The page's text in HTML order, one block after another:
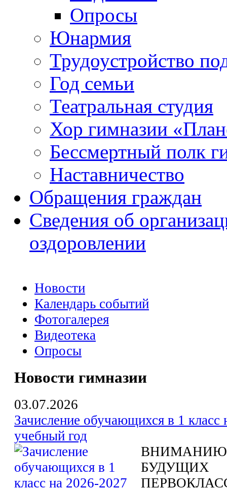
Опросы
Юнармия
Трудоустройство
Год семьи
Театральная студия
Хор гимназии
Бессмертный полк
Наставничество
Обращения граждан
Сведения об
оздоровлении
Новости
Календарь событий
Фотогалерея
Видеотека
Опросы
Новости гимназии
03.07.2026
Зачисление обучающихся в 1 класс
учебный год
ВНИМАНИЮ
БУДУЩИХ